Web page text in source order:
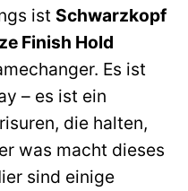
ist Schwarzkopf
Finish Hold
Es ist
– es ist ein
die halten,
was macht dieses
sind einige